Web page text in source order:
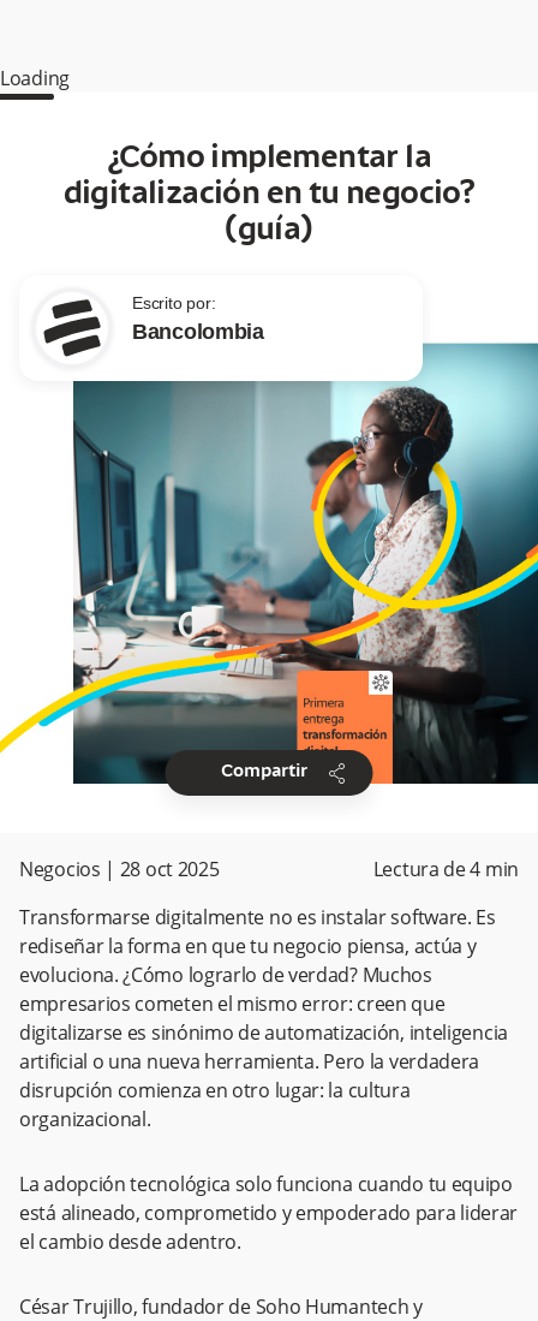
Loading
¿Cómo implementar la
digitalización en tu negocio?
(guía)
Escrito por:
Bancolombia
Compartir share
Negocios | 28 oct 2025 Lectura de4 min
Transformarse digitalmente no es instalar software. Es
rediseñar la forma en que tu negocio piensa, actúa y
evoluciona. ¿Cómo lograrlo de verdad? Muchos
empresarios cometen el mismo error: creen que
digitalizarse es sinónimo de automatización, inteligencia
artificial o una nueva herramienta. Pero la verdadera
disrupción comienza en otro lugar: la cultura
organizacional.
La adopción tecnológica solo funciona cuando tu equipo
está alineado, comprometido y empoderado para liderar
el cambio desde adentro.
César Trujillo, fundador de Soho Humantech y